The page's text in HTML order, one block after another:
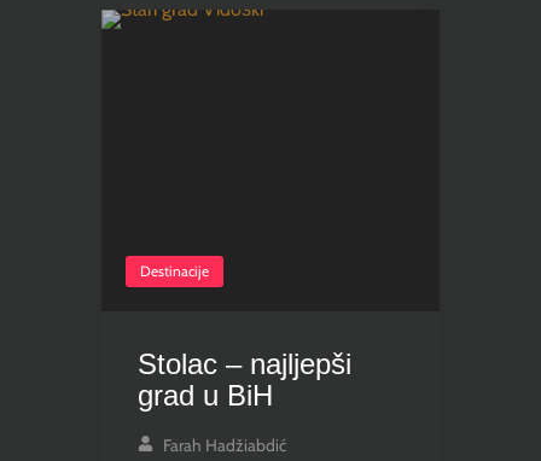
Destinacije
Stolac – najljepši
grad u BiH
Farah Hadžiabdić